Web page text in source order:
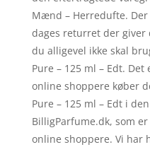
Mænd – Herredufte.
dages returret der giver
du alligevel ikke skal
Pure – 125 ml – Edt.
online shoppere køber
Pure – 125 ml – Edt i
BilligParfume.dk, som
online shoppere. Vi har